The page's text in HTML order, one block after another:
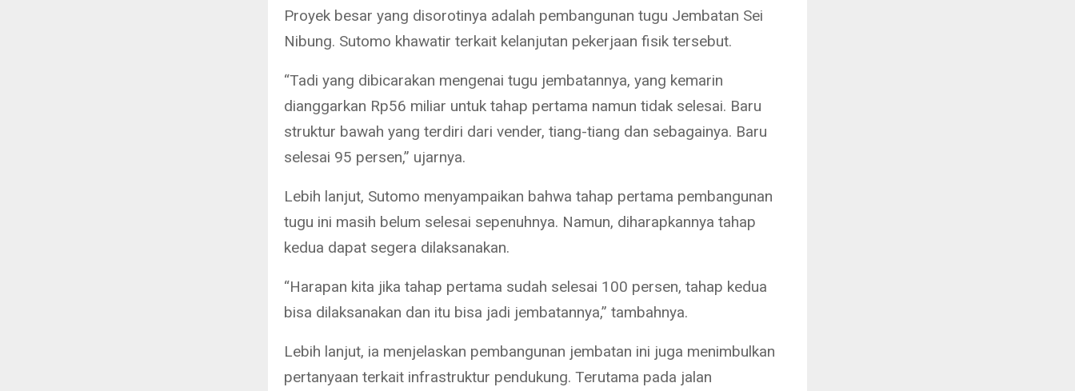
Proyek besar yang disorotinya adalah pembangunan tugu Jembatan Sei
Nibung. Sutomo khawatir terkait kelanjutan pekerjaan fisik tersebut.
“Tadi yang dibicarakan mengenai tugu jembatannya, yang kemarin
dianggarkan Rp56 miliar untuk tahap pertama namun tidak selesai. Baru
struktur bawah yang terdiri dari vender, tiang-tiang dan sebagainya. Baru
selesai 95 persen,” ujarnya.
Lebih lanjut, Sutomo menyampaikan bahwa tahap pertama pembangunan
tugu ini masih belum selesai sepenuhnya. Namun, diharapkannya tahap
kedua dapat segera dilaksanakan.
“Harapan kita jika tahap pertama sudah selesai 100 persen, tahap kedua
bisa dilaksanakan dan itu bisa jadi jembatannya,” tambahnya.
Lebih lanjut, ia menjelaskan pembangunan jembatan ini juga menimbulkan
pertanyaan terkait infrastruktur pendukung. Terutama pada jalan